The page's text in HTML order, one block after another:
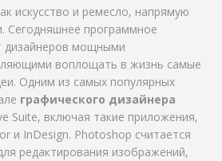
искусство и ремесло, напрямую
Сегодняшнее программное
дизайнеров мощными
воплощать в жизнь самые
Одним из самых популярных
графического дизайнера
Suite, включая такие приложения,
и InDesign. Photoshop считается
редактирования изображений,